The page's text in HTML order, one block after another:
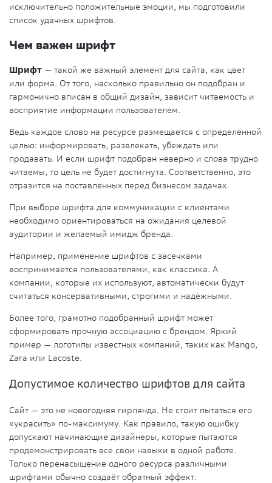
исключительно положительные эмоции, мы подготовили
список удачных шрифтов.
Чем важен шрифт
Шрифт — такой же важный элемент для сайта, как цвет
или форма. От того, насколько правильно он подобран и
гармонично вписан в общий дизайн, зависит читаемость и
восприятие информации пользователем.
Ведь каждое слово на ресурсе размещается с определённой
целью: информировать, развлекать, убеждать или
продавать. И если шрифт подобран неверно и слова трудно
читаемы, то цель не будет достигнута. Соответственно, это
отразится на поставленных перед бизнесом задачах.
При выборе шрифта для коммуникации с клиентами
необходимо ориентироваться на ожидания целевой
аудитории и желаемый имидж бренда.
Например, применение шрифтов с засечками
воспринимается пользователями, как классика. А
компании, которые их используют, автоматически будут
считаться консервативными, строгими и надёжными.
Более того, грамотно подобранный шрифт может
сформировать прочную ассоциацию с брендом. Яркий
пример — логотипы известных компаний, таких как Mango,
Zara или Lacoste.
Допустимое количество шрифтов для сайта
Сайт — это не новогодняя гирлянда. Не стоит пытаться его
«украсить» по-максимуму. Как правило, такую ошибку
допускают начинающие дизайнеры, которые пытаются
продемонстрировать все свои навыки в одной работе.
Только перенасыщение одного ресурса различными
шрифтами обычно создаёт обратный эффект.